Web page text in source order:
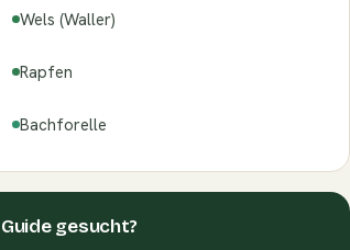
Wels (Waller)
Rapfen
Bachforelle
Guide gesucht?